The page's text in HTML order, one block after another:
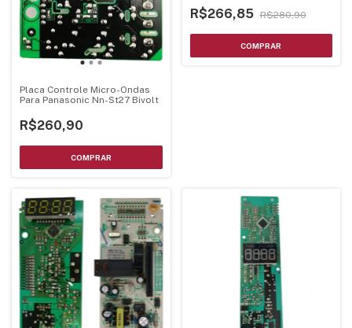
Placa Controle Micro-Ondas
Para Panasonic Nn-St27 Bivolt
R$260,90
R$266,85 R$280,90